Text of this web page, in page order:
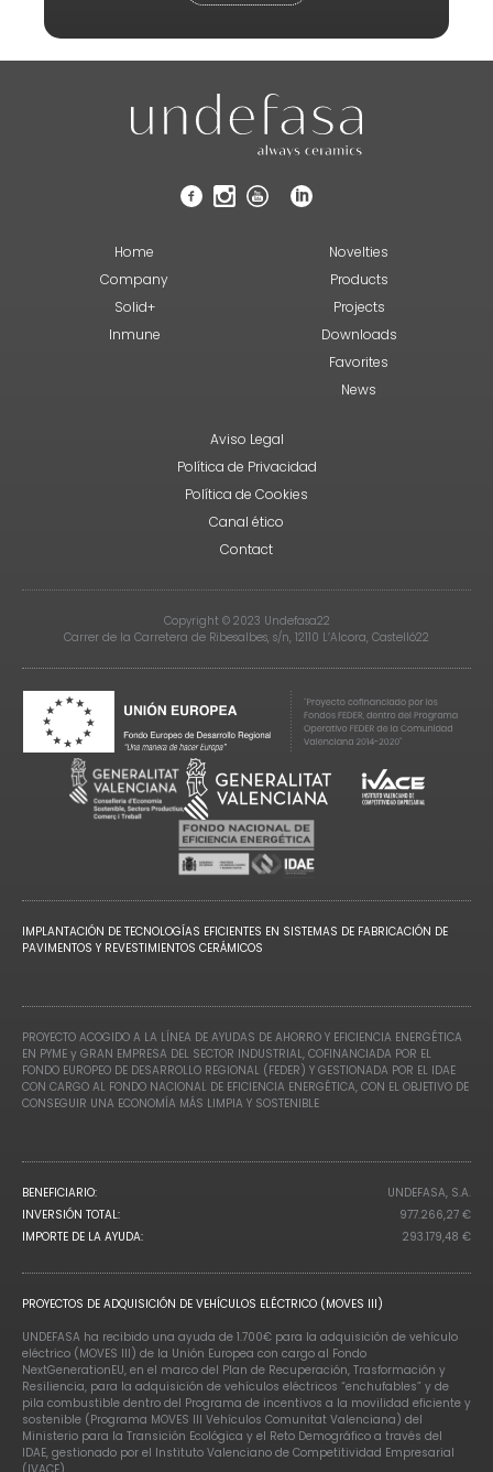
Home
Company
Solid+
Inmune
Novelties
Products
Projects
Downloads
Favorites
News
Aviso Legal
Política de Privacidad
Política de Cookies
Canal ético
Contact
Copyright © 2023 Undefasa22
Carrer de la Carretera de Ribesalbes, s/n, 12110 L’Alcora, Castelló22
IMPLANTACIÓN DE TECNOLOGÍAS EFICIENTES EN SISTEMAS DE FABRICACIÓN DE
PAVIMENTOS Y REVESTIMIENTOS CERÁMICOS
PROYECTO ACOGIDO A LA LÍNEA DE AYUDAS DE AHORRO Y EFICIENCIA ENERGÉTICA
EN PYME y GRAN EMPRESA DEL SECTOR INDUSTRIAL, COFINANCIADA POR EL
FONDO EUROPEO DE DESARROLLO REGIONAL (FEDER) Y GESTIONADA POR EL IDAE
CON CARGO AL FONDO NACIONAL DE EFICIENCIA ENERGÉTICA, CON EL OBJETIVO DE
CONSEGUIR UNA ECONOMÍA MÁS LIMPIA Y SOSTENIBLE
BENEFICIARIO:
UNDEFASA, S.A.
INVERSIÓN TOTAL:
977.266,27 €
IMPORTE DE LA AYUDA:
293.179,48 €
PROYECTOS DE ADQUISICIÓN DE VEHÍCULOS ELÉCTRICO (MOVES III)
UNDEFASA ha recibido una ayuda de 1.700€ para la adquisición de vehículo
eléctrico (MOVES III) de la Unión Europea con cargo al Fondo
NextGenerationEU, en el marco del Plan de Recuperación, Trasformación y
Resiliencia, para la adquisición de vehículos eléctricos “enchufables” y de
pila combustible dentro del Programa de incentivos a la movilidad eficiente y
sostenible (Programa MOVES III Vehículos Comunitat Valenciana) del
Ministerio para la Transición Ecológica y el Reto Demográfico a través del
IDAE, gestionado por el Instituto Valenciano de Competitividad Empresarial